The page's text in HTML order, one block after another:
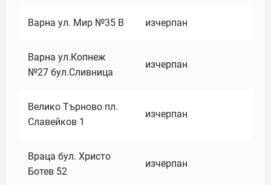
Варна ул. Мир №35 В изчерпан
Варна ул.Копнеж
№27 бул.Сливница
изчерпан
Велико Търново пл.
Славейков 1
изчерпан
Враца бул. Христо
Ботев 52
изчерпан